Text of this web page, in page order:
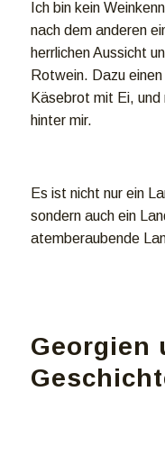
Ich bin kein
nach dem anderen
herrlichen Aussicht
Rotwein. Dazu
Käsebrot mit Ei, und
hinter mir.
Es ist nicht nur ein
sondern auch ein
atemberaubende
Georgien